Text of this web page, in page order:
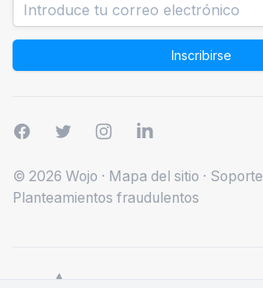
Inscribirse
© 2026 Wojo · Mapa del sitio · Soporte
Planteamientos fraudulentos